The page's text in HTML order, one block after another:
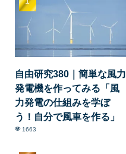
自由研究380｜簡単な風力
発電機を作ってみる「風
力発電の仕組みを学ぼ
う！自分で風車を作る」
1663